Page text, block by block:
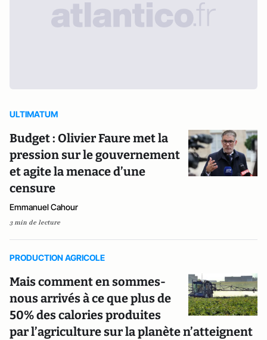
ULTIMATUM
Budget : Olivier Faure met la
pression sur le gouvernement
et agite la menace d’une
censure
Emmanuel Cahour
3 min de lecture
PRODUCTION AGRICOLE
Mais comment en sommes-
nous arrivés à ce que plus de
50% des calories produites
par l’agriculture sur la planète n’atteignent